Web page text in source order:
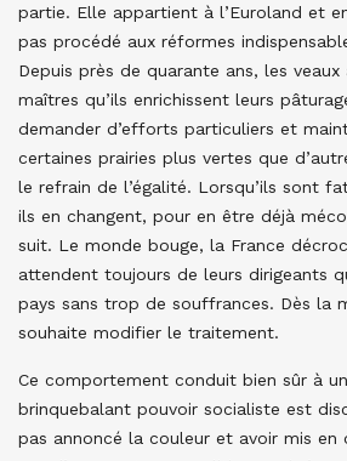
partie. Elle appartient à l’Euroland et
pas procédé aux réformes
Depuis près de quarante ans, les
maîtres qu’ils enrichissent leurs
demander d’efforts particuliers et
certaines prairies plus vertes que
le refrain de l’égalité. Lorsqu’ils sont
ils en changent, pour en être déjà
suit. Le monde bouge, la France
attendent toujours de leurs dirigeants
pays sans trop de souffrances. Dès la
souhaite modifier le traitement.
Ce comportement conduit bien sûr à
brinquebalant pouvoir socialiste est
pas annoncé la couleur et avoir mis en